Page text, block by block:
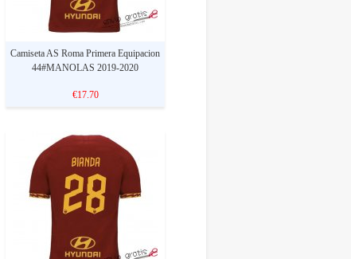
Camiseta AS Roma Primera Equipacion
44#MANOLAS 2019-2020
€17.70